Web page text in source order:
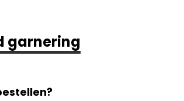
garnering